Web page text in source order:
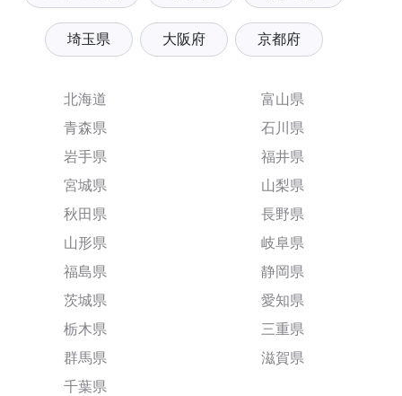
埼玉県 大阪府 京都府
北海道
青森県
岩手県
宮城県
秋田県
山形県
福島県
茨城県
栃木県
群馬県
千葉県
富山県
石川県
福井県
山梨県
長野県
岐阜県
静岡県
愛知県
三重県
滋賀県